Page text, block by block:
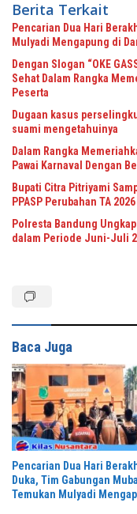
Berita Terkait
Pencarian Dua Hari
Mulyadi Mengapung di
Dengan Slogan “OKE
Sehat Dalam Rangka
Peserta
Dugaan kasus
suami mengetahuinya
Dalam Rangka
Pawai Karnaval Dengan
Bupati Citra Pitriyami
PPASP Perubahan TA
Polresta Bandung
dalam Periode Juni-Juli
Baca Juga
Pencarian Dua Hari
Duka, Tim Gabungan Muba
Temukan Mulyadi